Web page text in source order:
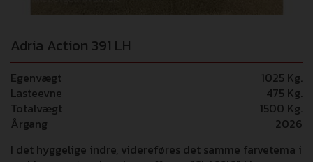
Adria Action 391 LH
Egenvægt
1025 Kg.
Lasteevne
475 Kg.
Totalvægt
1500 Kg.
Årgang
2026
I det hyggelige indre, videreføres det samme farvetema i